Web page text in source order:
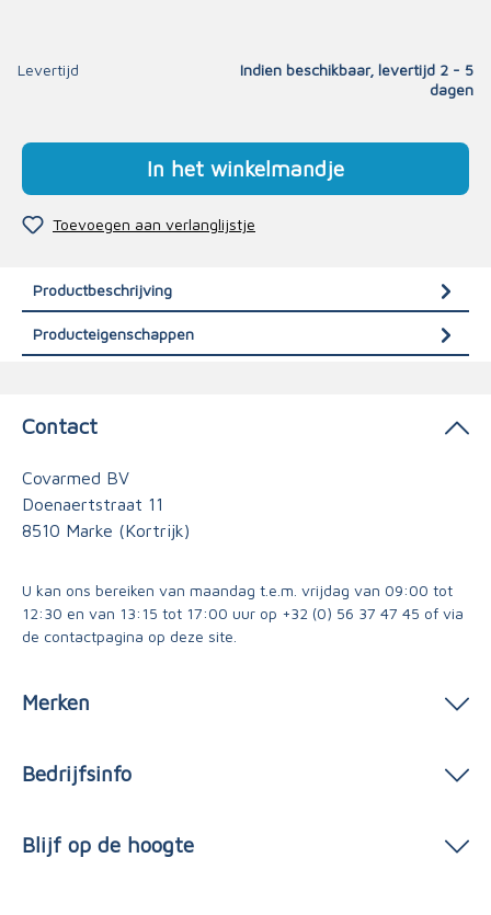
Levertijd
Indien beschikbaar, levertijd 2 - 5
dagen
In het winkelmandje
Toevoegen aan verlanglijstje
Productbeschrijving
Producteigenschappen
Contact
Covarmed BV
Doenaertstraat 11
8510 Marke (Kortrijk)
U kan ons bereiken van maandag t.e.m. vrijdag van 09:00 tot
12:30 en van 13:15 tot 17:00 uur op +32 (0) 56 37 47 45 of via
de contactpagina op deze site.
Merken
Bedrijfsinfo
Blijf op de hoogte